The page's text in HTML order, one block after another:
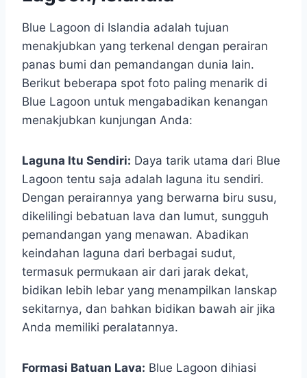
Blue Lagoon di Islandia adalah tujuan
menakjubkan yang terkenal dengan perairan
panas bumi dan pemandangan dunia lain.
Berikut beberapa spot foto paling menarik di
Blue Lagoon untuk mengabadikan kenangan
menakjubkan kunjungan Anda:
Laguna Itu Sendiri: Daya tarik utama dari Blue
Lagoon tentu saja adalah laguna itu sendiri.
Dengan perairannya yang berwarna biru susu,
dikelilingi bebatuan lava dan lumut, sungguh
pemandangan yang menawan. Abadikan
keindahan laguna dari berbagai sudut,
termasuk permukaan air dari jarak dekat,
bidikan lebih lebar yang menampilkan lanskap
sekitarnya, dan bahkan bidikan bawah air jika
Anda memiliki peralatannya.
Formasi Batuan Lava: Blue Lagoon dihiasi